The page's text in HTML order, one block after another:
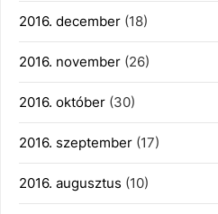
2016. december (18)
2016. november (26)
2016. október (30)
2016. szeptember (17)
2016. augusztus (10)